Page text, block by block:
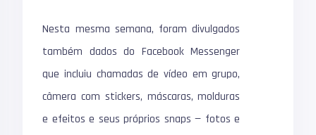
Nesta mesma semana, foram divulgados
também dados do Facebook Messenger
que incluiu chamadas de vídeo em grupo,
câmera com stickers, máscaras, molduras
e efeitos e seus próprios snaps — fotos e